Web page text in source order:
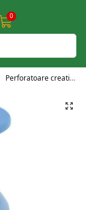
0
Perforatoare creative